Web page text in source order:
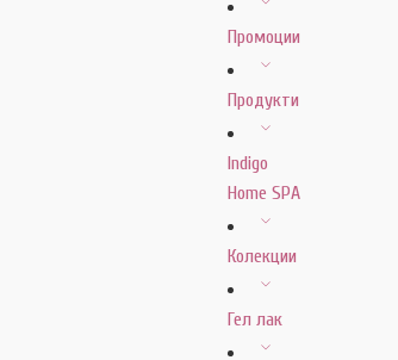
Промоции
Продукти
Indigo
Home SPA
Колекции
Гел лак